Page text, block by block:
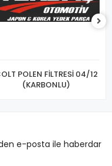
POLEN FİLTRESİ 04/12
(KARBONLU)
e-posta ile haberdar